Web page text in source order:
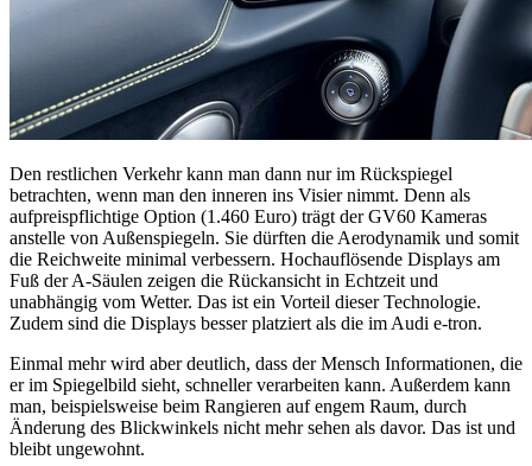
Den restlichen Verkehr kann man dann nur im Rückspiegel
betrachten, wenn man den inneren ins Visier nimmt. Denn als
aufpreispflichtige Option (1.460 Euro) trägt der GV60 Kameras
anstelle von Außenspiegeln. Sie dürften die Aerodynamik und somit
die Reichweite minimal verbessern. Hochauflösende Displays am
Fuß der A-Säulen zeigen die Rückansicht in Echtzeit und
unabhängig vom Wetter. Das ist ein Vorteil dieser Technologie.
Zudem sind die Displays besser platziert als die im Audi e-tron.
Einmal mehr wird aber deutlich, dass der Mensch Informationen, die
er im Spiegelbild sieht, schneller verarbeiten kann. Außerdem kann
man, beispielsweise beim Rangieren auf engem Raum, durch
Änderung des Blickwinkels nicht mehr sehen als davor. Das ist und
bleibt ungewohnt.